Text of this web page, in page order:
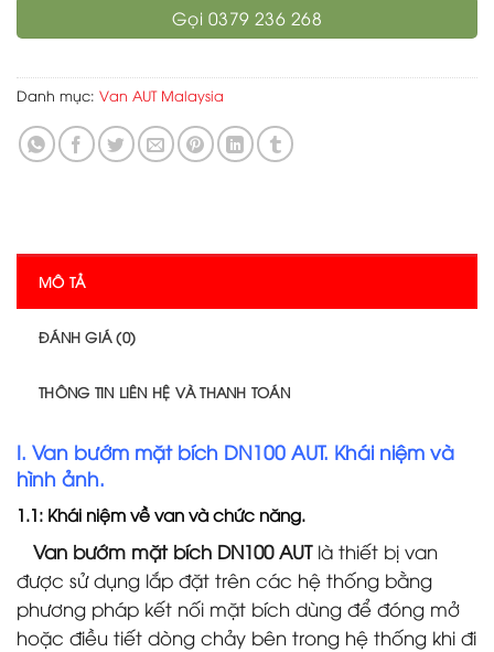
Gọi 0379 236 268
Danh mục: Van AUT Malaysia
MÔ TẢ
ĐÁNH GIÁ (0)
THÔNG TIN LIÊN HỆ VÀ THANH TOÁN
I. Van bướm mặt bích DN100 AUT. Khái niệm và
hình ảnh.
1.1: Khái niệm về van và chức năng.
Van bướm mặt bích DN100 AUTlà thiết bị van
được sử dụng lắp đặt trên các hệ thống bằng
phương pháp kết nối mặt bích dùng để đóng mở
hoặc điều tiết dòng chảy bên trong hệ thống khi đi